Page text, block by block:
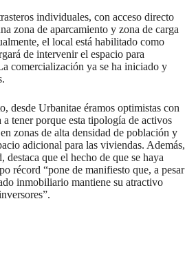
individuales, con acceso directo
zona de aparcamiento y zona de carga
el local está habilitado como
de intervenir el espacio para
comercialización ya se ha iniciado y
desde Urbanitae éramos optimistas con
tener porque esta tipología de activos
zonas de alta densidad de población y
adicional para las viviendas. Además,
que el hecho de que se haya
récord “pone de manifiesto que, a pesar
inmobiliario mantiene su atractivo